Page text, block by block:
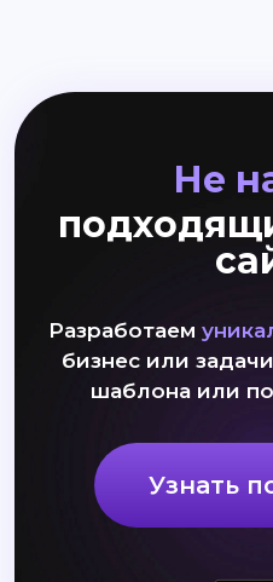
Не
Разработаем
бизнес или
шаблона или
Узнать